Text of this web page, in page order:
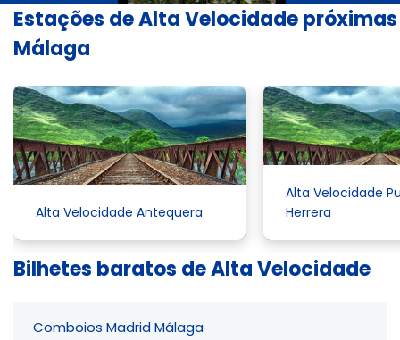
Estações de Alta Velocidade próximas
Málaga
Alta Velocidade Antequera
Alta Velocidade
Herrera
Bilhetes baratos de Alta Velocidade
Comboios Madrid Málaga